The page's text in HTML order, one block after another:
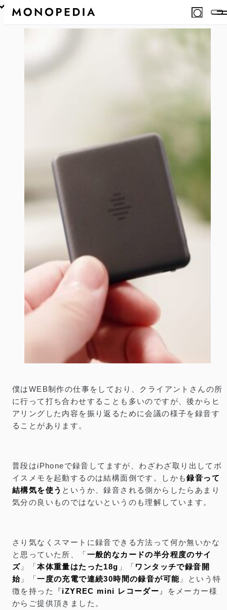
iZYREC mini レコーダー レビュー／超小型で
30時間連続録音可能。スマホから遠隔操作でき
る高性能ボイスレコーダー
公開：2023.9.25 更新：2026.5.4 ／ GADGET
本記事は製品提供を受け作成しており、リンクには一部プロモーションが
含まれています
僕はWEB制作の仕事をしており、クライアントさんの所
に行って打ち合わせすることも多いのですが、後からヒ
アリングした内容を振り返るために会議の様子を録音す
ることがあります。
普段はiPhoneで録音してますが、わざわざ取り出してボ
イスメモを起動するのは結構面倒です。しかも録音って
結構気を使う というか、録音される側からしたらあまり
気分の良いものではないというのも理解しています。
さり気なくスマートに録音できる方法って何か無いかな
と思っていた所、「一般的なカードの半分程度のサイ
ズ 」「本体重量はたった18g 」「 ワンタッチで録音開
始 」「一度の充電で連続30時間の録音が可能 」という特
徴を持った『iZYREC mini レコーダー 』をメーカー様
からご提供頂きました。